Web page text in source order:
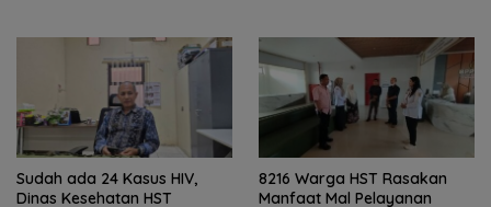
Sudah ada 24 Kasus HIV,
Dinas Kesehatan HST
8216 Warga HST Rasakan
Manfaat Mal Pelayanan